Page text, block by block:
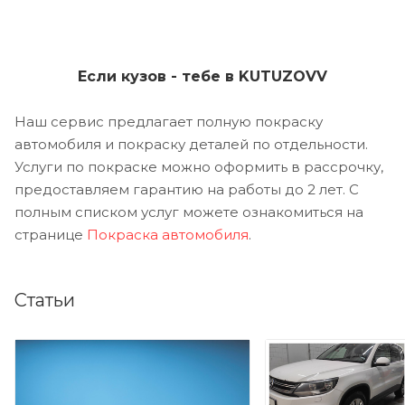
Если кузов - тебе в KUTUZOVV
Наш сервис предлагает полную покраску
автомобиля и покраску деталей по отдельности.
Услуги по покраске можно оформить в рассрочку,
предоставляем гарантию на работы до 2 лет. С
полным списком услуг можете ознакомиться на
странице Покраска автомобиля.
Статьи